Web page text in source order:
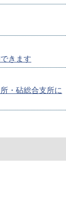
きます
・砧総合支所に